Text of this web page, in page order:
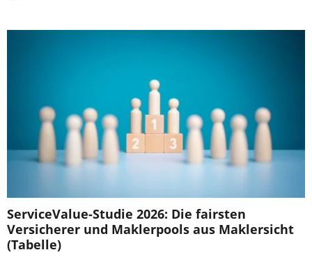
ServiceValue-Studie 2026: Die fairsten
Versicherer und Maklerpools aus Maklersicht
(Tabelle)